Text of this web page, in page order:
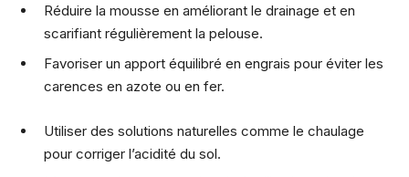
Réduire la mousse en améliorant le drainage et en
scarifiant régulièrement la pelouse.
Favoriser un apport équilibré en engrais pour éviter les
carences en azote ou en fer.
Utiliser des solutions naturelles comme le chaulage
pour corriger l’acidité du sol.